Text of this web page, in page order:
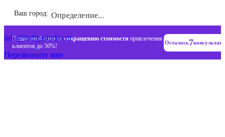
Ваш город: Определение...
Пошаговый план посокращению стоимости привлечения
клиентов до 50%!
Осталось7
+7 (993) 477-18-57
info@indigastudio.ru
Перезвоните мне